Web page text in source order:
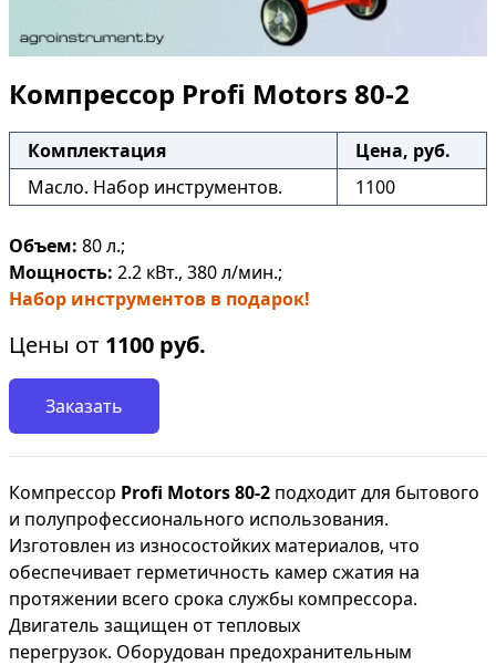
Компрессор Profi Motors 80-2
Комплектация
Цена, руб.
Масло. Набор инструментов.
1100
Объем: 80 л.;
Мощность: 2.2 кВт., 380 л/мин.;
Набор инструментов в подарок!
Цены от 1100 руб.
Заказать
Компрессор Profi Motors 80-2 подходит для бытового
и полупрофессионального использования.
Изготовлен из износостойких материалов, что
обеспечивает герметичность камер сжатия на
протяжении всего срока службы компрессора.
Двигатель защищен от тепловых
перегрузок. Оборудован предохранительным